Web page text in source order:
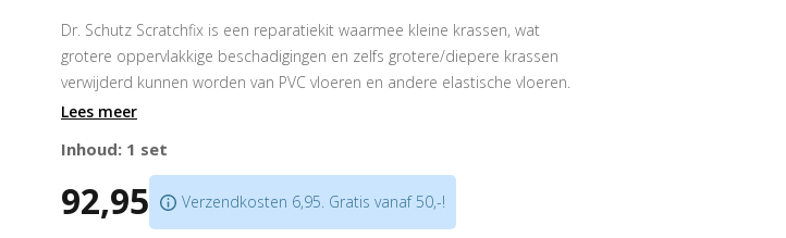
Dr. Schutz Scratchfix is een reparatiekit waarmee kleine krassen, wat
grotere oppervlakkige beschadigingen en zelfs grotere/diepere krassen
verwijderd kunnen worden van PVC vloeren en andere elastische vloeren.
Voor het verwijderen van krassen
Zowel voor oppervlakkige als diepere krassen
Voor PVC/Vinyl en andere elastische vloeren
Scroll naar beneden voor uitgebreide gebruiksaanwijzing!
Lees meer
Inhoud: 1 set
92,95 Verzendkosten 6,95. Gratis vanaf 50,-!